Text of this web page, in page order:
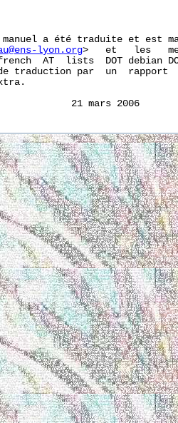
a été traduite et est
lyon.org>   et   les
AT  lists  DOT debian
traduction par  un  rapport